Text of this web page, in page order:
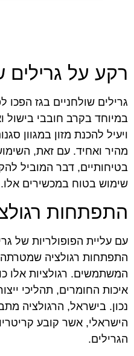
רקע על גרילים
גרילים שולחניים בגז הפכו
במיוחד בקרב חובבי בישול
ויעיל להכנת מזון במגוון
מהיר ואחיד. עם זאת,
בטיחותיים, דבר המוביל
שימוש בטוח במכשירים אלו.
התפתחות
עם עליית הפופולריות של
התפתחות רגולציה
המשתמשים. רגולציות אלו
איכות החומרים, תהליכי
נכון. בישראל, הרגולציה
הישראלי, אשר קובע
הגרילים.